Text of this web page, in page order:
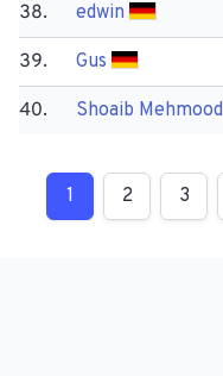
38. edwin
39. Gus
40. Shoaib Mehmood
1 2 3